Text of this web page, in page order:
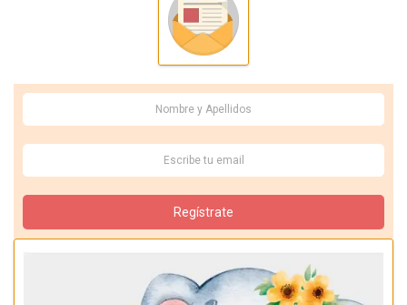
Regístrate